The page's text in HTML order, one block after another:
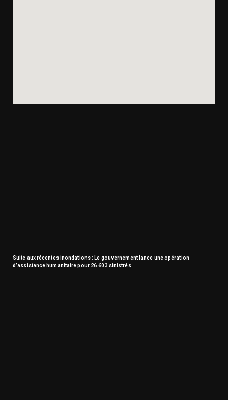
Suite aux récentes inondations : Le gouvernement lance une opération
d’assistance humanitaire pour 26.603 sinistrés